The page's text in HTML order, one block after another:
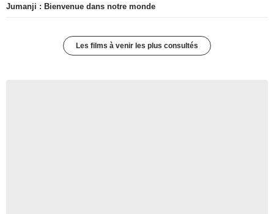
Jumanji : Bienvenue dans notre monde
Les films à venir les plus consultés